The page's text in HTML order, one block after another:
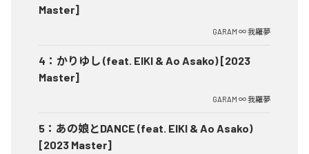
Master]
GARAM ∞ 我羅夢
4 ： かりゆし (feat. EIKI & Ao Asako) [2023
Master]
GARAM ∞ 我羅夢
5 ： あの娘とDANCE (feat. EIKI & Ao Asako)
[2023 Master]